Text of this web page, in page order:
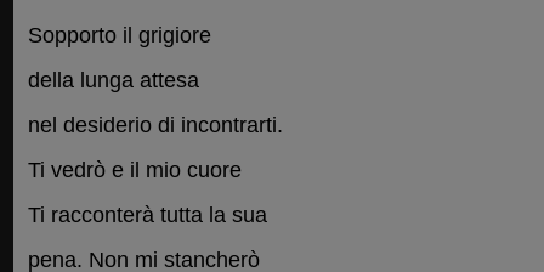
Sopporto il grigiore
della lunga attesa
nel desiderio di incontrarti.
Ti vedrò e il mio cuore
Ti racconterà tutta la sua
pena. Non mi stancherò